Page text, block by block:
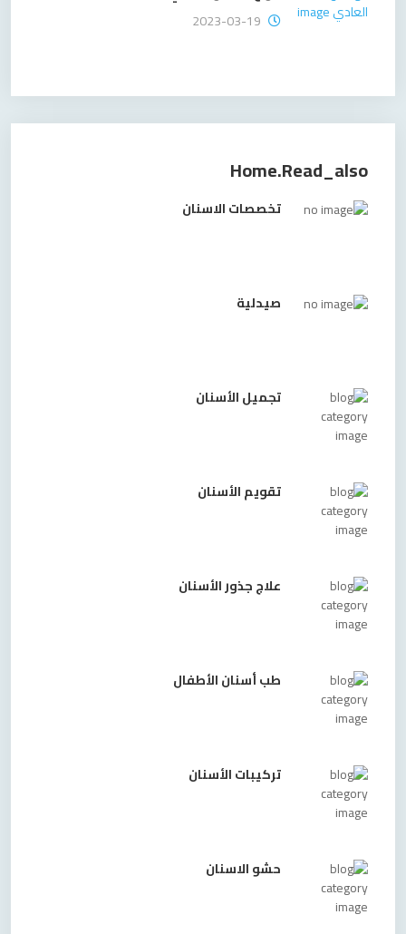
2023-03-19
Home.read_also
تخصصات الاسنان
صيدلية
تجميل الأسنان
تقويم الأسنان
علاج جذور الأسنان
طب أسنان الأطفال
تركيبات الأسنان
حشو الاسنان